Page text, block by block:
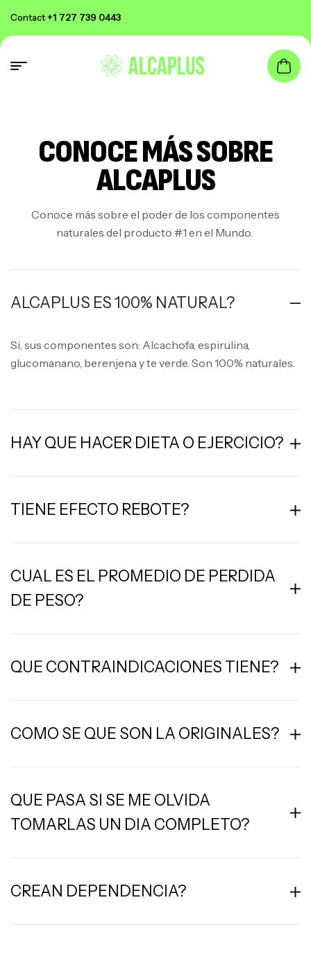
Contact+1 727 739 0443
CONOCE MÁS SOBRE
ALCAPLUS
Conoce más sobre el poder de los componentes
naturales del producto #1 en el Mundo.
ALCAPLUS ES 100% NATURAL?
Si, sus componentes son: Alcachofa, espirulina,
glucomanano, berenjena y te verde. Son 100% naturales.
HAY QUE HACER DIETA O EJERCICIO?
TIENE EFECTO REBOTE?
CUAL ES EL PROMEDIO DE PERDIDA
DE PESO?
QUE CONTRAINDICACIONES TIENE?
COMO SE QUE SON LA ORIGINALES?
QUE PASA SI SE ME OLVIDA
TOMARLAS UN DIA COMPLETO?
CREAN DEPENDENCIA?